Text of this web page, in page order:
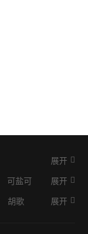
展开
可盐可
ML
展开
胡歌
展开